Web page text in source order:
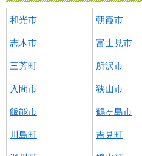
和光市 朝霞市
志木市 富士見市
三芳町 所沢市
入間市 狭山市
飯能市 鶴ヶ島市
川島町 吉見町